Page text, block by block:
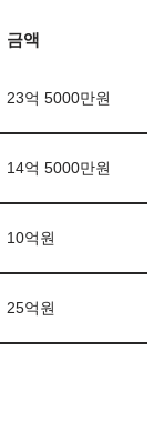
금액
23억 5000만원
14억 5000만원
10억원
25억원